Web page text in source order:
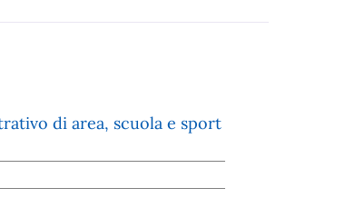
di area, scuola e sport